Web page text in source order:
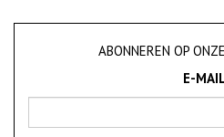
ABONNEREN OP
E-